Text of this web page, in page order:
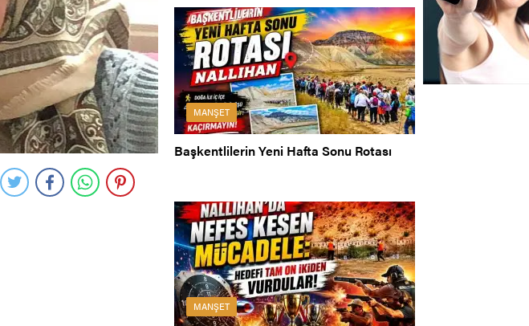
MANŞET
Başkentlilerin Yeni Hafta Sonu Rotası
MANŞET